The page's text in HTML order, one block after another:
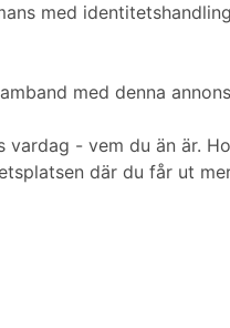
med
med denna
- vem du än är.
där du får ut